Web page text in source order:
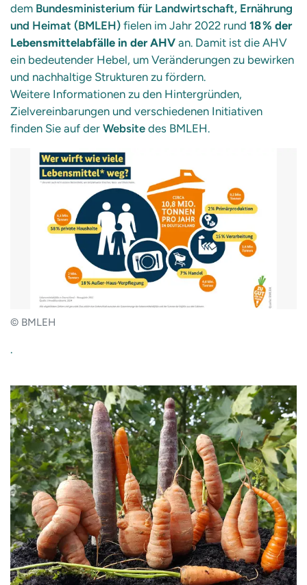
dem Bundesministerium für Landwirtschaft, Ernährung
und Heimat (BMLEH) fielen im Jahr 2022 rund 18 % der
Lebensmittelabfälle in der AHV an. Damit ist die AHV
ein bedeutender Hebel, um Veränderungen zu bewirken
und nachhaltige Strukturen zu fördern.
Weitere Informationen zu den Hintergründen,
Zielvereinbarungen und verschiedenen Initiativen
finden Sie auf der Website des BMLEH.
© BMLEH
.